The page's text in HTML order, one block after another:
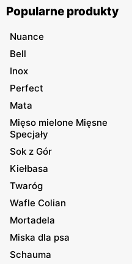
Popularne produkty
Nuance
Bell
Inox
Perfect
Mata
Mięso mielone Mięsne
Specjały
Sok z Gór
Kiełbasa
Twaróg
Wafle Colian
Mortadela
Miska dla psa
Schauma